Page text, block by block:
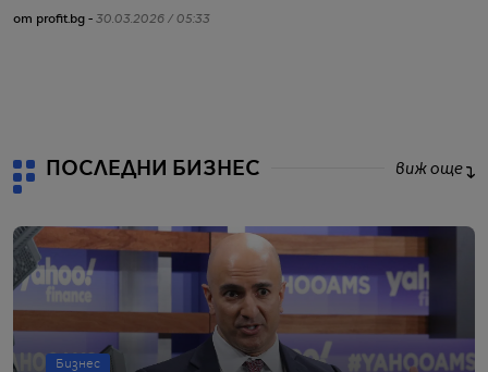
от profit.bg - 30.03.2026 / 05:33
ПОСЛЕДНИ БИЗНЕС виж още
Бизнес